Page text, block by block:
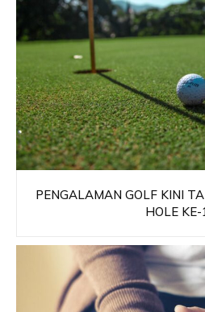
PENGALAMAN GOLF KINI
HOLE KE-